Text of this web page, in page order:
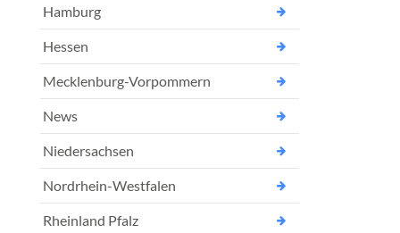
Hamburg
Hessen
Mecklenburg-Vorpommern
News
Niedersachsen
Nordrhein-Westfalen
Rheinland Pfalz